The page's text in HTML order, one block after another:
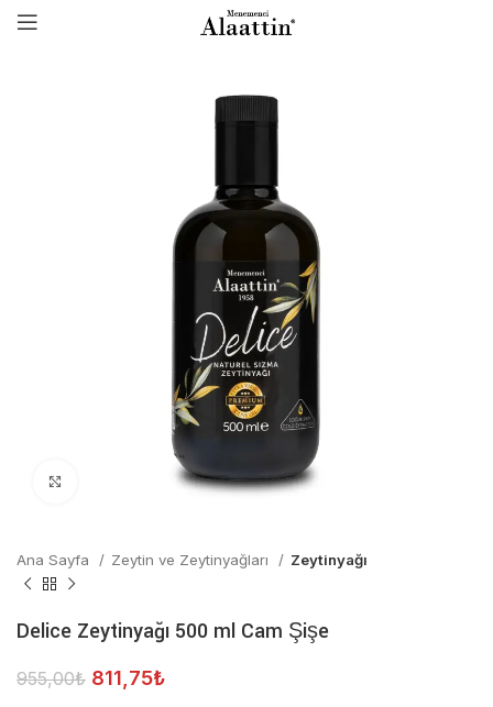
Click to enlarge
Ana Sayfa Zeytin ve Zeytinyağları Zeytinyağı
Delice Zeytinyağı 500 ml Cam Şişe
955,00₺ 811,75₺